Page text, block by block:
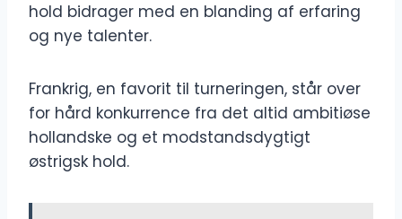
hold bidrager med en blanding af erfaring
og nye talenter.
Frankrig, en favorit til turneringen, står over
for hård konkurrence fra det altid ambitiøse
hollandske og et modstandsdygtigt
østrigsk hold.